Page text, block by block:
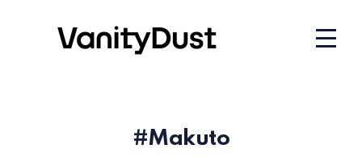
Makuto